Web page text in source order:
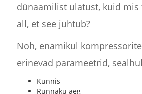
dünaamilist ulatust, kuid
all, et see juhtub?
Noh, enamikul
erinevad parameetrid,
Künnis
Rünnaku aeg